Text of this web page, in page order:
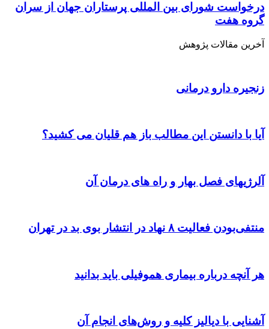
درخواست شورای بین المللی پرستاران جهان از سران
گروه هفت
آخرین مقالات پژوهش
زنجیره دارو درمانی
آیا با دانستن این مطالب باز هم قلیان می کشید؟
آلرژیهای فصل بهار و راه های درمان آن
منتفی‌بودن فعالیت ۸ نهاد در انتشار بوی بد در تهران
هر آنچه درباره بیماری هموفیلی باید بدانید
آشنایی با دیالیز کلیه و روش‌های انجام آن